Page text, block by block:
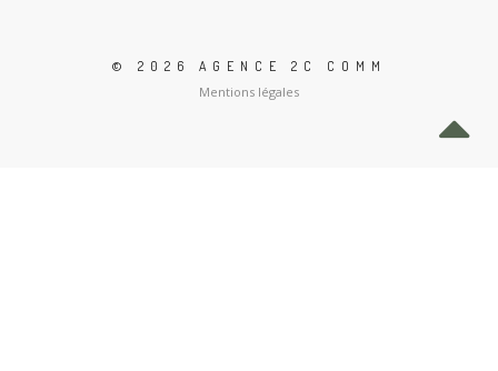
© 2026 AGENCE 2C COMM
Mentions légales